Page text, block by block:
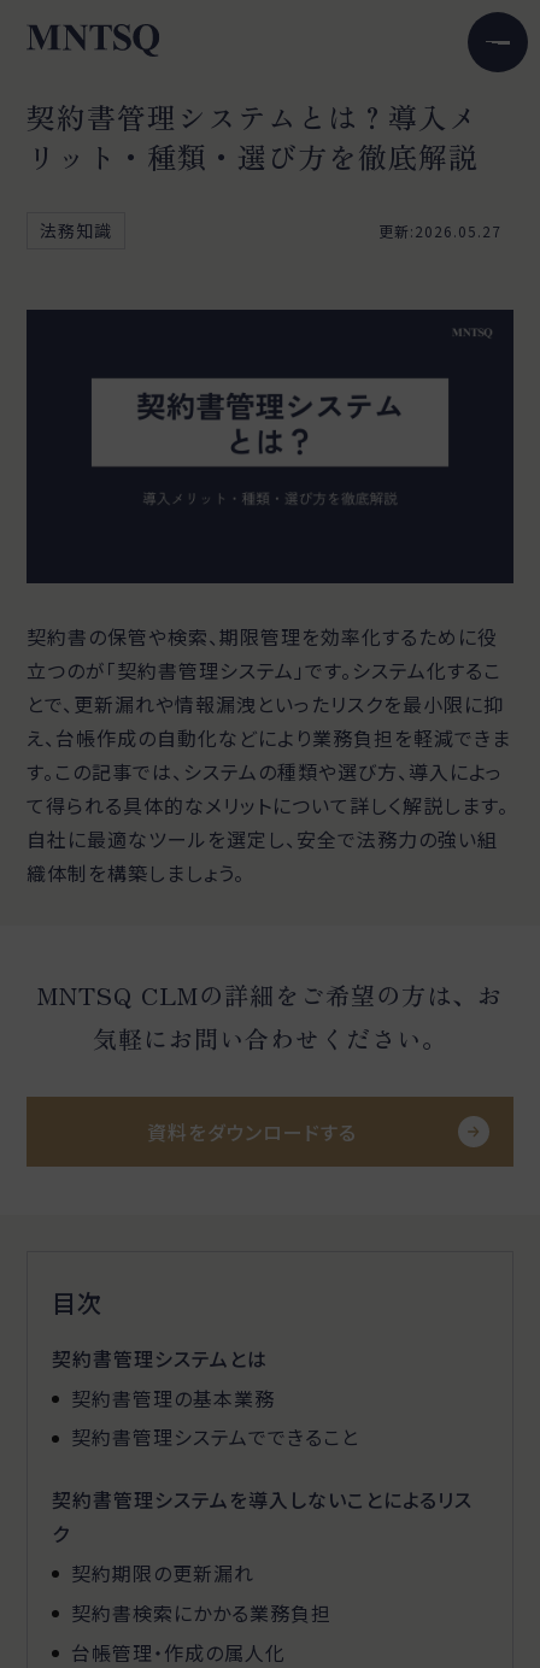
契約書管理システムとは？導入メ
リット・種類・選び方を徹底解説
法務知識 更新:2026.05.27
契約書の保管や検索、期限管理を効率化するために役
立つのが「契約書管理システム」です。システム化するこ
とで、更新漏れや情報漏洩といったリスクを最小限に抑
え、台帳作成の自動化などにより業務負担を軽減できま
す。この記事では、システムの種類や選び方、導入によっ
て得られる具体的なメリットについて詳しく解説します。
自社に最適なツールを選定し、安全で法務力の強い組
織体制を構築しましょう。
MNTSQ CLMの詳細をご希望の方は、お
気軽にお問い合わせください。
資料をダウンロードする
目次
契約書管理システムとは
契約書管理の基本業務
契約書管理システムでできること
契約書管理システムを導入しないことによるリス
ク
契約期限の更新漏れ
契約書検索にかかる業務負担
台帳管理・作成の属人化